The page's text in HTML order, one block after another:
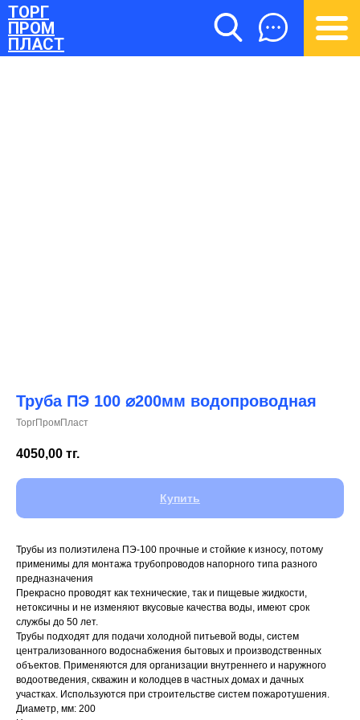
ТОРГ
ПРОМ
ПЛАСТ
(700) 730-70-73
Труба ПЭ 100 ⌀200мм водопроводная
ТоргПромПласт
4050,00 тг.
Купить
Трубы из полиэтилена ПЭ-100 прочные и стойкие к износу, потому
применимы для монтажа трубопроводов напорного типа разного
предназначения
Прекрасно проводят как технические, так и пищевые жидкости,
нетоксичны и не изменяют вкусовые качества воды, имеют срок
службы до 50 лет.
Трубы подходят для подачи холодной питьевой воды, систем
централизованного водоснабжения бытовых и производственных
объектов. Применяются для организации внутреннего и наружного
водоотведения, скважин и колодцев в частных домах и дачных
участках. Используются при строительстве систем пожаротушения.
Диаметр, мм: 200